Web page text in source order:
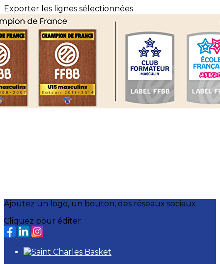
Exporter les lignes sélectionnées
Exporter toutes les colonnes
Exporter uniquement les colonnes affichées
Menu
?>
Images de la page d'accueil
Cliquez pour éditer
Ajoutez un logo, un bouton, des réseaux sociaux
Cliquez pour éditer